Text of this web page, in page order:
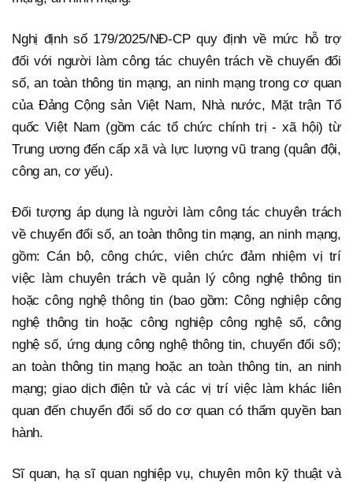
Nghị định số 179/2025/NĐ-CP quy định về mức hỗ trợ
đối với người làm công tác chuyên trách về chuyển đổi
số, an toàn thông tin mạng, an ninh mạng trong cơ quan
của Đảng Cộng sản Việt Nam, Nhà nước, Mặt trận Tổ
quốc Việt Nam (gồm các tổ chức chính trị - xã hội) từ
Trung ương đến cấp xã và lực lượng vũ trang (quân đội,
công an, cơ yếu).
Đối tượng áp dụng là người làm công tác chuyên trách
về chuyển đổi số, an toàn thông tin mạng, an ninh mạng,
gồm: Cán bộ, công chức, viên chức đảm nhiệm vị trí
việc làm chuyên trách về quản lý công nghệ thông tin
hoặc công nghệ thông tin (bao gồm: Công nghiệp công
nghệ thông tin hoặc công nghiệp công nghệ số, công
nghệ số, ứng dụng công nghệ thông tin, chuyển đổi số);
an toàn thông tin mạng hoặc an toàn thông tin, an ninh
mạng; giao dịch điện tử và các vị trí việc làm khác liên
quan đến chuyển đổi số do cơ quan có thẩm quyền ban
hành.
Sĩ quan, hạ sĩ quan nghiệp vụ, chuyên môn kỹ thuật và